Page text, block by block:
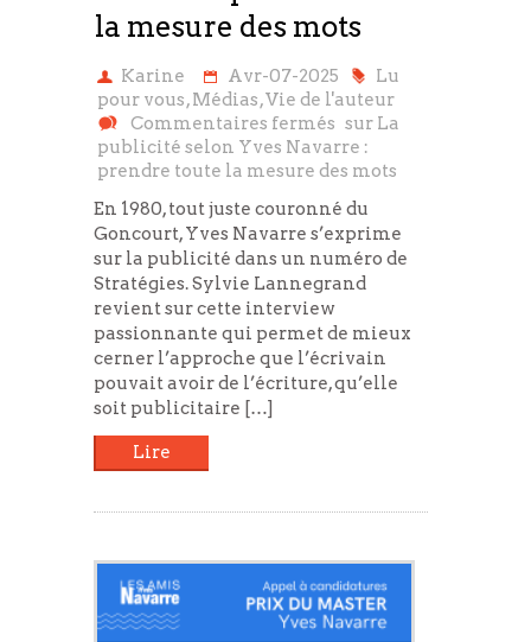
la mesure des mots
Karine Avr-07-2025
Lu
pour vous,Médias,Vie de l'auteur
Commentaires fermés sur La
publicité selon Yves Navarre :
prendre toute la mesure des mots
En 1980, tout juste couronné du
Goncourt, Yves Navarre s’exprime
sur la publicité dans un numéro de
Stratégies. Sylvie Lannegrand
revient sur cette interview
passionnante qui permet de mieux
cerner l’approche que l’écrivain
pouvait avoir de l’écriture, qu’elle
soit publicitaire […]
Lire